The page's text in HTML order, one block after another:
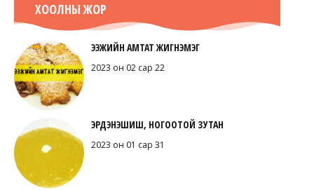
ХООЛНЫ ЖОР
ЭЭЖИЙН АМТАТ ЖИГНЭМЭГ
2023 он 02 сар 22
ЭРДЭНЭШИШ, НОГООТОЙ ЗУТАН
2023 он 01 сар 31